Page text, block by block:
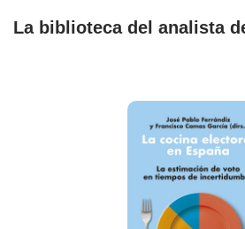
La biblioteca del analista